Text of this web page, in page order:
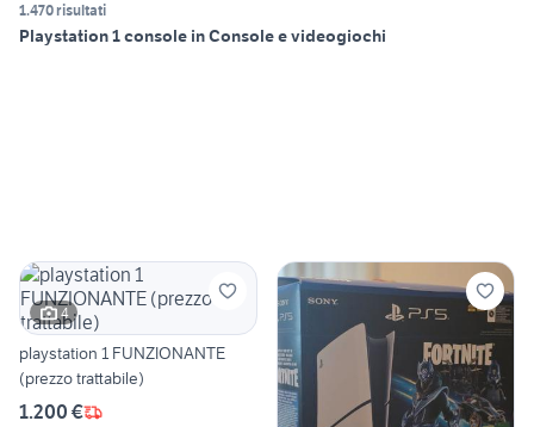
1.470 risultati
Playstation 1 console in Console e videogiochi
4
playstation 1 FUNZIONANTE
(prezzo trattabile)
1.200 €